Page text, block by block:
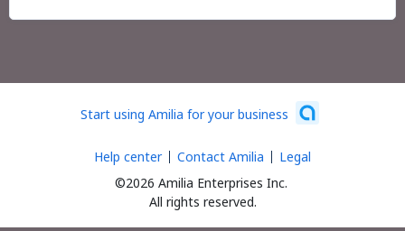
Start using Amilia for your business
©2026 Amilia Enterprises Inc.
All rights reserved.
Help center Contact Amilia Legal